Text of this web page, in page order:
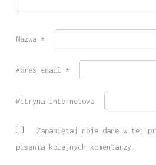
Nazwa *
Adres email *
Witryna internetowa
Zapamiętaj moje dane w tej
pisania kolejnych komentarzy.